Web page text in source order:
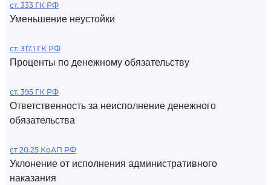
ст. 333 ГК РФ
Уменьшение неустойки
ст. 317.1 ГК РФ
Проценты по денежному обязательству
ст. 395 ГК РФ
Ответственность за неисполнение денежного
обязательства
ст 20.25 КоАП РФ
Уклонение от исполнения административного
наказания